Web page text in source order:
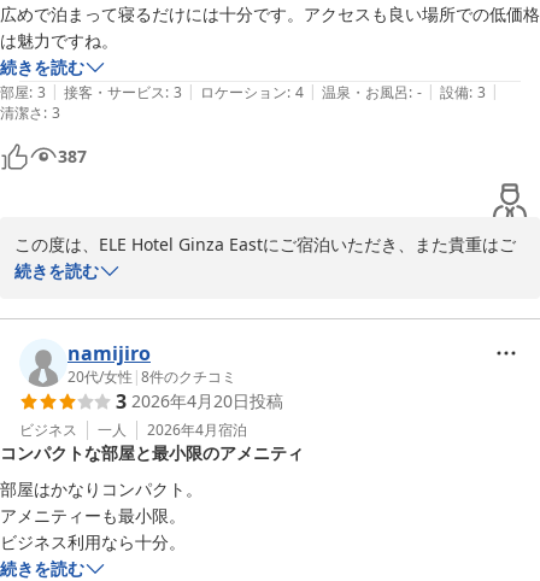
またのお帰りをスタッフ一同お待ちしております。
是非ご利用ください。
よろしくお願いいたします。
ELE hotel Ginza East
2026-03-11
広めで泊まって寝るだけには十分です。アクセスも良い場所での低価格
は魅力ですね。
続きを読む
部屋: 3 | 接客・サービス: 3 | ロケーション: 4 | 温泉・お風呂: - | 設備: 3 |
清潔さ: 3
387
この度は、ELE Hotel Ginza Eastにご宿泊いただき、また貴重はご
意見をご投稿頂き、誠にありがとうございました。　立地面や価格
お越しの際にはぜひ当館をご利用いただければと存じます。
ELE hotel Ginza East
運営責任者
ＥＬＥ ｈｏｔｅｌ Ｇｉｎｚａ Ｅａｓｔ
続きを読む
namijiro
20代/女性 |8件のクチコミ
3 2026年4月20日投稿
ビジネス 一人 2026年4月宿泊
コンパクトな部屋と最小限のアメニティ
部屋はかなりコンパクト。
アメニティーも最小限。
ビジネス利用なら十分。
続きを読む